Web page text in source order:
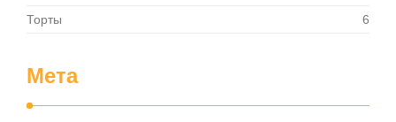
Торты
6
Мета